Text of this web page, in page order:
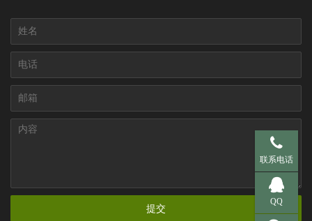
提交
联系电话
手机 137-
QQ
QQ